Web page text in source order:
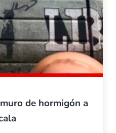
de hormigón a